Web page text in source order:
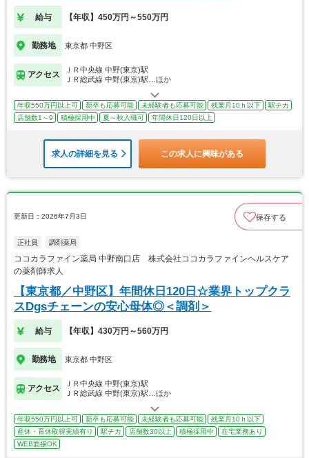
給与 【年収】450万円～550万円
勤務地 東京都 中野区
アクセス
ＪＲ中央線 中野(東京)駅
ＪＲ総武線 中野(東京)駅…ほか
年収550万円以上可 新卒も応募可能 未経験者も応募可能 残業月10ｈ以下
駅チカ
店舗数1～9
積極採用中 夏～秋入職可 年間休日120日以上
求人の詳細を見る この求人に興味がある
更新日：2026年7月3日 保存する
正社員 調剤薬局
ココカラファイン薬局 中野南口店 株式会社ココカラファインヘルスケア
の薬剤師求人
【東京都／中野区】年間休日120日☆業界トップクラ
スDgsチェーンの安心母体◎＜調剤＞
給与 【年収】430万円～560万円
勤務地 東京都 中野区
アクセス
ＪＲ中央線 中野(東京)駅
ＪＲ総武線 中野(東京)駅…ほか
年収550万円以上可 新卒も応募可能 未経験者も応募可能
残業月10ｈ以下
産休・育休取得実績有り
駅チカ 店舗数30以上 積極採用中
在宅業務あり
WEB面接OK